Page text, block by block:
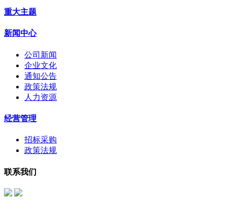
重大主题
新闻中心
公司新闻
企业文化
通知公告
政策法规
人力资源
经营管理
招标采购
政策法规
联系我们